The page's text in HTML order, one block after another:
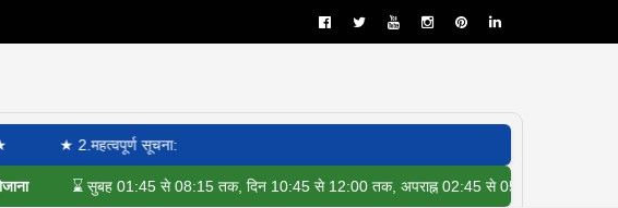
★ 2.महत्वपूर्ण सूचना:
⌛ सुबह 01:45 से 08:15 तक, दिन 10:45 से 12:00 तक, अपराह्न 02:45 से 05:15 तक, सायं 05:45 से